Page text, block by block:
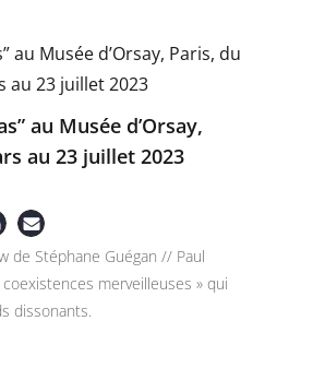
au Musée d’Orsay,
au 23 juillet 2023
de Stéphane Guégan // Paul
merveilleuses » qui
dissonants.